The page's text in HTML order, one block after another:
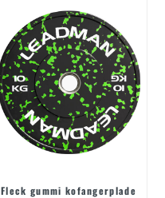
Fleck gummi kofangerplade